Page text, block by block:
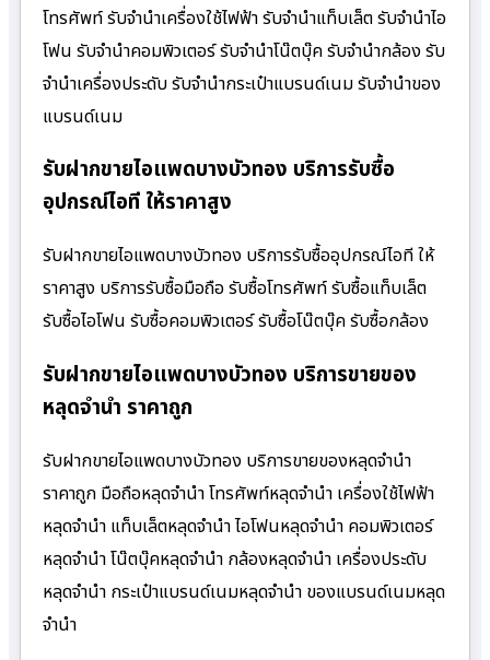
โทรศัพท์ รับจำนำเครื่องใช้ไฟฟ้า รับจำนำแท็บเล็ต รับจำนำไอ
โฟน รับจำนำคอมพิวเตอร์ รับจำนำโน๊ตบุ๊ค รับจำนำกล้อง รับ
จำนำเครื่องประดับ รับจำนำกระเป๋าแบรนด์เนม รับจำนำของ
แบรนด์เนม
รับฝากขายไอแพดบางบัวทอง บริการรับซื้อ
อุปกรณ์ไอที ให้ราคาสูง
รับฝากขายไอแพดบางบัวทอง บริการรับซื้ออุปกรณ์ไอที ให้
ราคาสูง บริการรับซื้อมือถือ รับซื้อโทรศัพท์ รับซื้อแท็บเล็ต
รับซื้อไอโฟน รับซื้อคอมพิวเตอร์ รับซื้อโน๊ตบุ๊ค รับซื้อกล้อง
รับฝากขายไอแพดบางบัวทอง บริการขายของ
หลุดจำนำ ราคาถูก
รับฝากขายไอแพดบางบัวทอง บริการขายของหลุดจำนำ
ราคาถูก มือถือหลุดจำนำ โทรศัพท์หลุดจำนำ เครื่องใช้ไฟฟ้า
หลุดจำนำ แท็บเล็ตหลุดจำนำ ไอโฟนหลุดจำนำ คอมพิวเตอร์
หลุดจำนำ โน๊ตบุ๊คหลุดจำนำ กล้องหลุดจำนำ เครื่องประดับ
หลุดจำนำ กระเป๋าแบรนด์เนมหลุดจำนำ ของแบรนด์เนมหลุด
จำนำ